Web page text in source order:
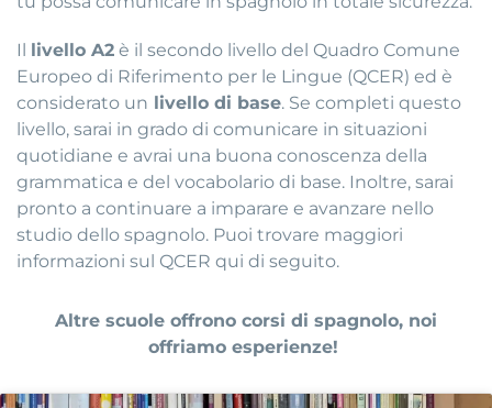
Il livello A2 è il secondo livello del Quadro Comune
Europeo di Riferimento per le Lingue (QCER) ed è
considerato un livello di base. Se completi questo
livello, sarai in grado di comunicare in situazioni
quotidiane e avrai una buona conoscenza della
grammatica e del vocabolario di base. Inoltre, sarai
pronto a continuare a imparare e avanzare nello
studio dello spagnolo. Puoi trovare maggiori
informazioni sul QCER qui di seguito.
Altre scuole offrono corsi di spagnolo, noi
offriamo esperienze!